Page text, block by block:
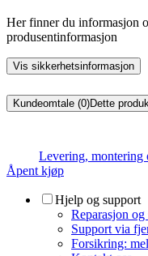
Her finner du informasjon
produsentinformasjon
Vis sikkerhetsinformasjon
Kundeomtale (0)Dette
Levering, montering
Åpent kjøp
Hjelp og support
Reparasjon og
Support via
Forsikring: